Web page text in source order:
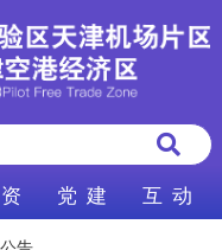
党 建 互 动